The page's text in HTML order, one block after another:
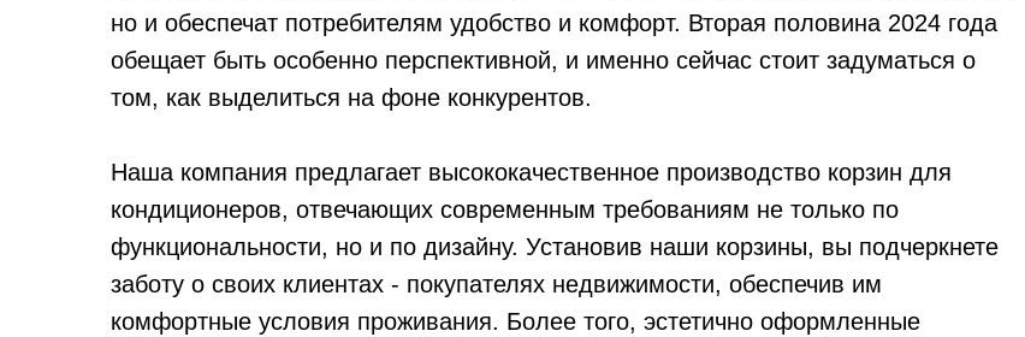
но и обеспечат потребителям удобство и комфорт. Вторая половина 2024 года
обещает быть особенно перспективной, и именно сейчас стоит задуматься о
том, как выделиться на фоне конкурентов.
Наша компания предлагает высококачественное производство корзин для
кондиционеров, отвечающих современным требованиям не только по
функциональности, но и по дизайну. Установив наши корзины, вы подчеркнете
заботу о своих клиентах - покупателях недвижимости, обеспечив им
комфортные условия проживания. Более того, эстетично оформленные